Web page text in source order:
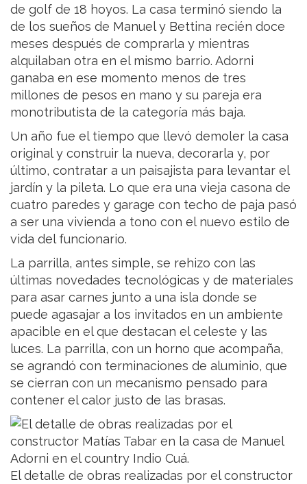
de golf de 18 hoyos. La casa terminó siendo la
de los sueños de Manuel y Bettina recién doce
meses después de comprarla y mientras
alquilaban otra en el mismo barrio. Adorni
ganaba en ese momento menos de tres
millones de pesos en mano y su pareja era
monotributista de la categoría más baja.
Un año fue el tiempo que llevó demoler la casa
original y construir la nueva, decorarla y, por
último, contratar a un paisajista para levantar el
jardín y la pileta. Lo que era una vieja casona de
cuatro paredes y garage con techo de paja pasó
a ser una vivienda a tono con el nuevo estilo de
vida del funcionario.
La parrilla, antes simple, se rehizo con las
últimas novedades tecnológicas y de materiales
para asar carnes junto a una isla donde se
puede agasajar a los invitados en un ambiente
apacible en el que destacan el celeste y las
luces. La parrilla, con un horno que acompaña,
se agrandó con terminaciones de aluminio, que
se cierran con un mecanismo pensado para
contener el calor justo de las brasas.
El detalle de obras realizadas por el constructor